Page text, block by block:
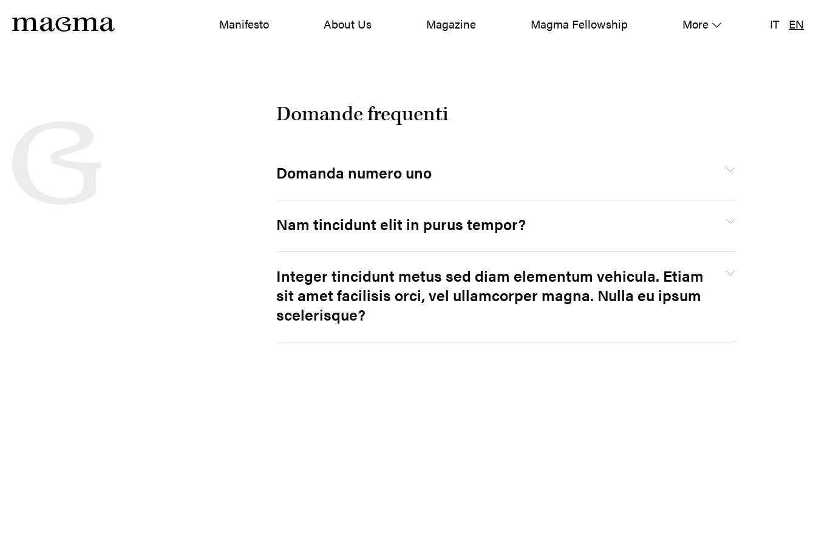
Manifesto About Us Magazine Magma Fellowship More IT EN
Domande frequenti
Domanda numero uno
Nam tincidunt elit in purus tempor?
Integer tincidunt metus sed diam elementum vehicula. Etiam
sit amet facilisis orci, vel ullamcorper magna. Nulla eu ipsum
scelerisque?